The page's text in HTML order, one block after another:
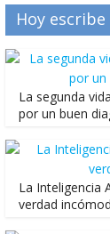
Hoy escribe
La segunda
por un buen
La Inteligencia
verdad